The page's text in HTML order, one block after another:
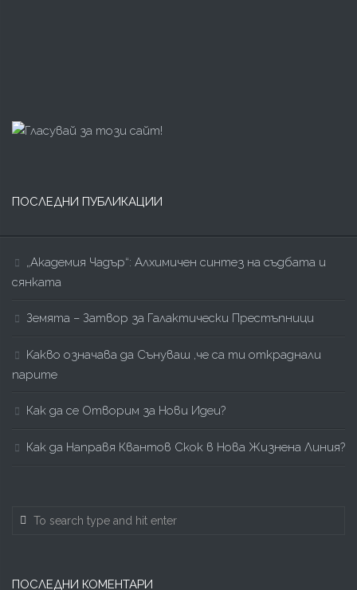
ПОСЛЕДНИ ПУБЛИКАЦИИ
„Академия Чадър“: Алхимичен синтез на съдбата и
сянката
Земята – Затвор за Галактически Престъпници
Kакво означава да Сънуваш ,че са ти откраднали
парите
Как да се Отворим за Нови Идеи?
Как да Направя Квантов Скок в Нова Жизнена Линия?
ПОСЛЕДНИ КОМЕНТАРИ